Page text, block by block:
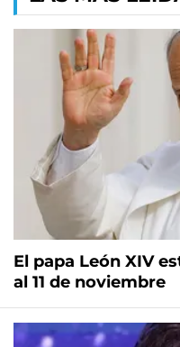
El papa León XIV
al 11 de noviembre